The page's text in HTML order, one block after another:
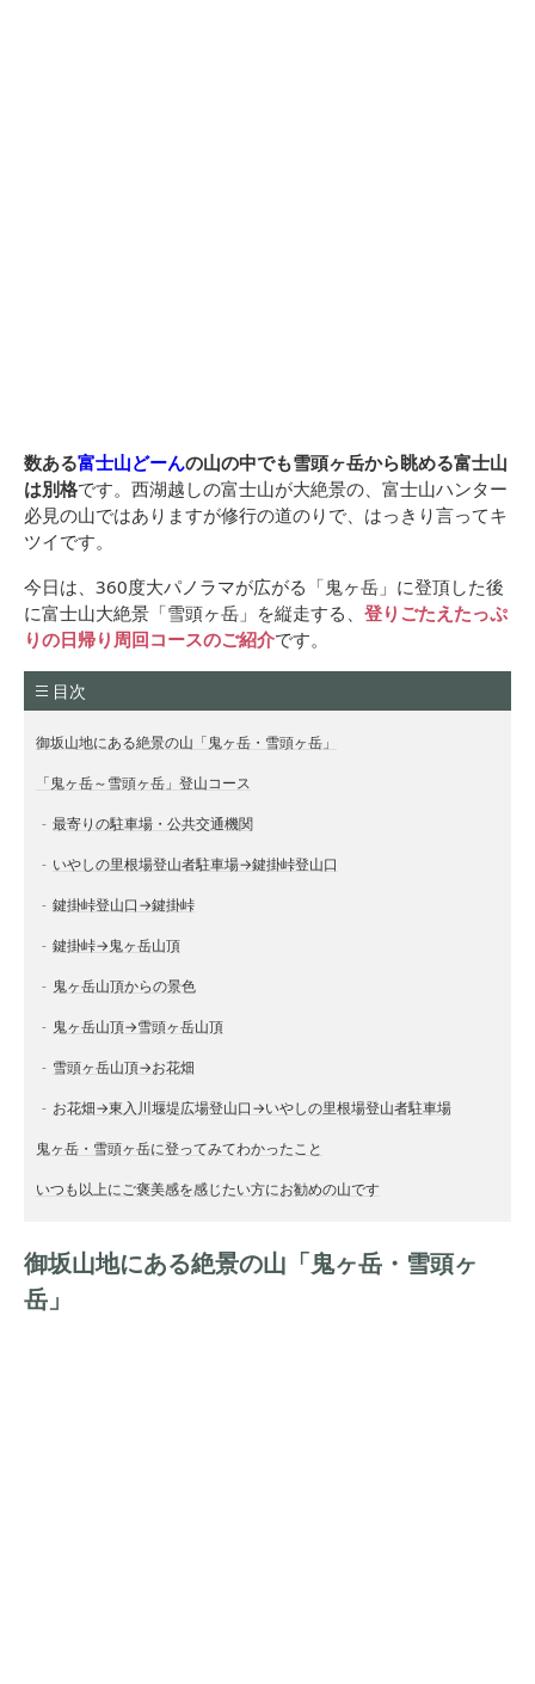
数ある富士山どーんの山の中でも雪頭ヶ岳から眺める富士山
は別格です。西湖越しの富士山が大絶景の、富士山ハンター
必見の山ではありますが修行の道のりで、はっきり言ってキ
ツイです。
今日は、360度大パノラマが広がる「鬼ヶ岳」に登頂した後
に富士山大絶景「雪頭ヶ岳」を縦走する、 登りごたえたっぷ
りの日帰り周回コースのご紹介です。
目次
御坂山地にある絶景の山「鬼ヶ岳・雪頭ヶ岳」
「鬼ヶ岳～雪頭ヶ岳」登山コース
最寄りの駐車場・公共交通機関
いやしの里根場登山者駐車場→鍵掛峠登山口
鍵掛峠登山口→鍵掛峠
鍵掛峠→鬼ヶ岳山頂
鬼ヶ岳山頂からの景色
鬼ヶ岳山頂→雪頭ヶ岳山頂
雪頭ヶ岳山頂→お花畑
お花畑→東入川堰堤広場登山口→いやしの里根場登山者駐車場
鬼ヶ岳・雪頭ヶ岳に登ってみてわかったこと
いつも以上にご褒美感を感じたい方にお勧めの山です
御坂山地にある絶景の山「鬼ヶ岳・雪頭ヶ
岳」